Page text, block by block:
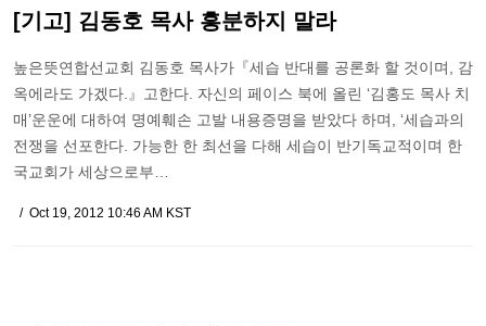
[기고] 김동호 목사 흥분하지 말라
높은뜻연합선교회 김동호 목사가『세습 반대를 공론화 할 것이며, 감
옥에라도 가겠다.』고한다. 자신의 페이스 북에 올린 ‘김홍도 목사 치
매’운운에 대하여 명예훼손 고발 내용증명을 받았다 하며, ‘세습과의
전쟁을 선포한다. 가능한 한 최선을 다해 세습이 반기독교적이며 한
국교회가 세상으로부…
Oct 19, 2012 10:46 AM KST